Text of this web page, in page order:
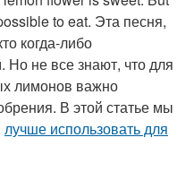
to eat. Эта песня,
когда-либо
Но не все знают, что для
лимонов важно
В этой статье мы
лучше использовать для